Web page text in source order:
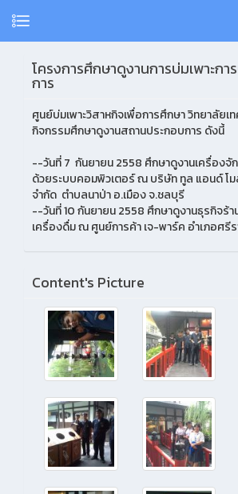
โครงการศึกษาดูงานการบ่มเพาะกา
การ
ศูนย์บ่มเพาะวิสาหกิจเพื่อการศึกษา วิทยาลัยเ
กิจกรรมศึกษาดูงานสถานประกอบการ ดังนี้
--วันที่ 7 กันยายน 2558 ศึกษาดูงานเครื่องจั
ด้วยระบบคอมพิวเตอร์ ณ บริษัท ทูล แอนด์ โ
จำกัด ตำบลนาป่า อ.เมือง จ.ชลบุรี
--วันที่ 10 กันยายน 2558 ศึกษาดูงานธุรกิจร้า
เครื่องดื่ม ณ ศูนย์การค้า เจ-พาร์ค อำเภอศรี
Content's Picture